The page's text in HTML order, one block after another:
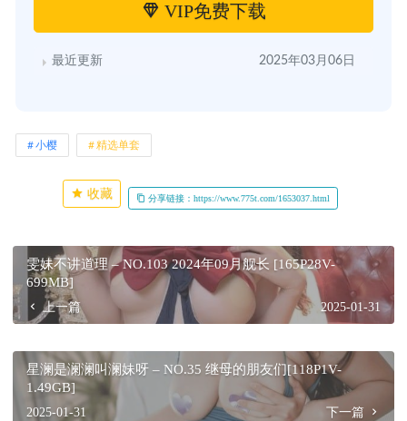
VIP免费下载
最近更新 2025年03月06日
小樱 精选单套
收藏 分享链接：https://www.775t.com/1653037.html
雯妹不讲道理 – NO.103 2024年09月舰长 [165P28V-
699MB]
上一篇 2025-01-31
星澜是澜澜叫澜妹呀 – NO.35 继母的朋友们[118P1V-
1.49GB]
2025-01-31 下一篇